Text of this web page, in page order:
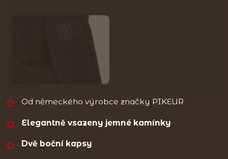
Od německého výrobce značky PIKEUR
Elegantně vsazeny jemné kamínky
Dvě boční kapsy